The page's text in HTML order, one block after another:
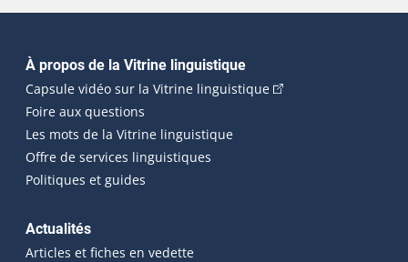
Navigation principale
À propos de la Vitrine linguistique
Capsule vidéo sur la Vitrine linguistique(Cet hyperlien
Foire aux questions
Les mots de la Vitrine linguistique
Offre de services linguistiques
Politiques et guides
Actualités
Articles et fiches en vedette